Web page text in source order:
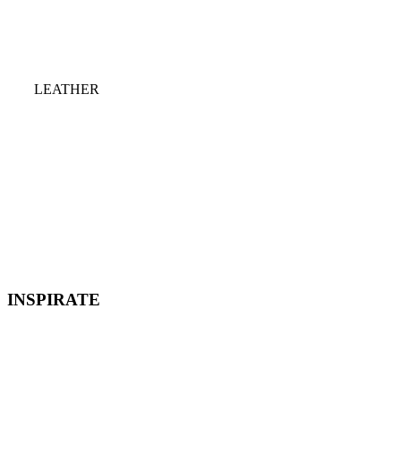
LEATHER
INSPIRATE